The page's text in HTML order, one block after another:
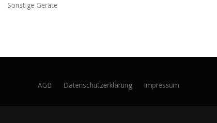
Sonstige Geräte
AGB Datenschutzerklärung Impressum